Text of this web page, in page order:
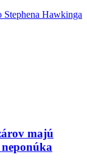
Stephena Hawkinga
majú
neponúka